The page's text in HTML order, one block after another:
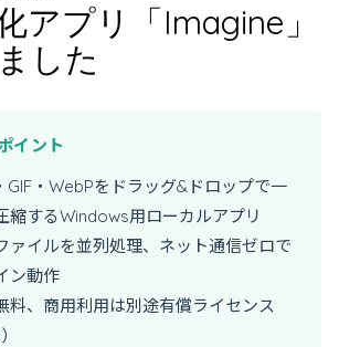
アプリ「Imagine」
した
イント
GIF・WebPをドラッグ&ドロップで一
縮するWindows用ローカルアプリ
ァイルを並列処理、ネット通信ゼロで
ン動作
料、商用利用は別途有償ライセンス